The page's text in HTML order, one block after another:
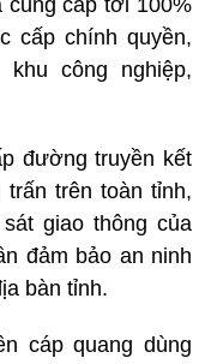
cung cấp tới 100%
cấp chính quyền,
công nghiệp,
đường truyền kết
trên toàn tỉnh,
giao thông của
đảm bảo an ninh
bàn tỉnh.
cáp quang dùng